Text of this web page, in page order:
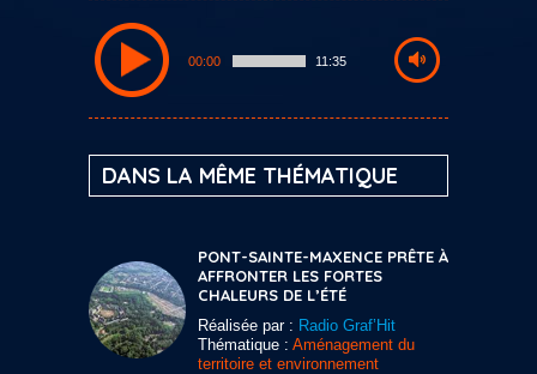
00:00 11:35
DANS LA MÊME THÉMATIQUE
PONT-SAINTE-MAXENCE PRÊTE À
AFFRONTER LES FORTES
CHALEURS DE L’ÉTÉ
Réalisée par : Radio Graf’Hit
Thématique : Aménagement du
territoire et environnement